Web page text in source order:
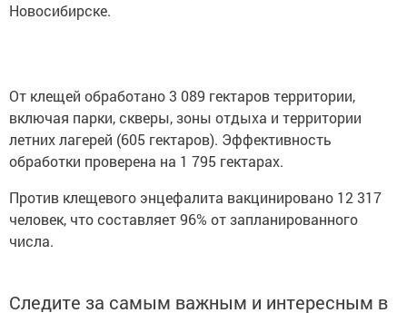
Новосибирске.
От клещей обработано 3 089 гектаров территории,
включая парки, скверы, зоны отдыха и территории
летних лагерей (605 гектаров). Эффективность
обработки проверена на 1 795 гектарах.
Против клещевого энцефалита вакцинировано 12 317
человек, что составляет 96% от запланированного
числа.
Следите за самым важным и интересным в